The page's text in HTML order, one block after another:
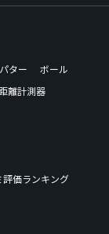
パター
ボール
距離計測器
評価ランキング